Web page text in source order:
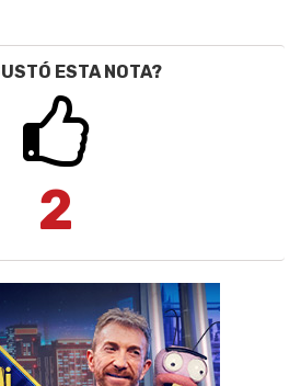
ESTA NOTA?
2